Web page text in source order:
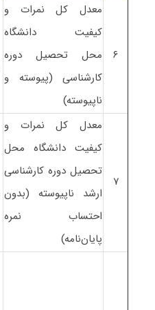
۶
معدل کل نمرات و
کیفیت دانشگاه
محل تحصیل دوره
کارشناسی (پیوسته و
ناپیوسته)
۷
معدل کل نمرات و
کیفیت دانشگاه محل
تحصیل دوره کارشناسی
ارشد ناپیوسته (بدون
احتساب نمره
پایان‌نامه)